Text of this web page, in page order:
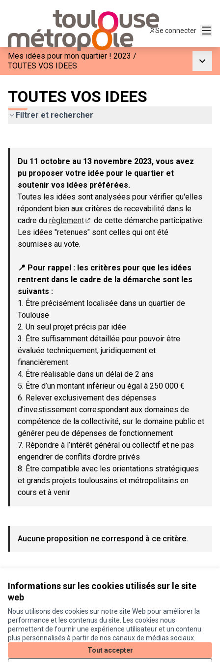
Informations sur les cookies utilisés sur le site
web
Nous utilisons des cookies sur notre site Web pour améliorer la
performance et les contenus du site. Les cookies nous
permettent de fournir une expérience utilisateur et un contenu
plus personnalisés à partir de nos canaux de médias sociaux.
Tout accepter
Se connecter
Mes idées pour mon quartier ! 2023 /
TOUTES VOS IDEES
TOUTES VOS IDEES
Filtrer et rechercher
−
Du 11 octobre au 13 novembre 2023, vous avez
pu proposer votre idée pour le quartier et
soutenir vos idées préférées.
Toutes les idées sont analysées pour vérifier qu'elles
répondent bien aux critères de recevabilité dans le
cadre du règlement
(Lien externe)
de cette démarche participative.
Les idées "retenues" sont celles qui ont été
soumises au vote.
📍 Pour rappel : les critères pour que les idées
rentrent dans le cadre de la démarche sont les
suivants :
1. Être précisément localisée dans un quartier de
Toulouse
2. Un seul projet précis par idée
3. Être suffisamment détaillée pour pouvoir être
évaluée techniquement, juridiquement et
financièrement
4. Être réalisable dans un délai de 2 ans
5. Être d’un montant inférieur ou égal à 250 000 €
6. Relever exclusivement des dépenses
d’investissement correspondant aux domaines de
compétence de la collectivité, sur le domaine public et
générer peu de dépenses de fonctionnement
7. Répondre à l’intérêt général ou collectif et ne pas
engendrer de conflits d’ordre privés
8. Être compatible avec les orientations stratégiques
et grands projets toulousains et métropolitains en
cours et à venir
Aucune proposition ne correspond à ce critère.
Conditions d'utilisation
Paramètres des cookies
Je participe ! sur X
(Lien externe)
Je participe ! sur Facebook
Je participe ! sur Instagram